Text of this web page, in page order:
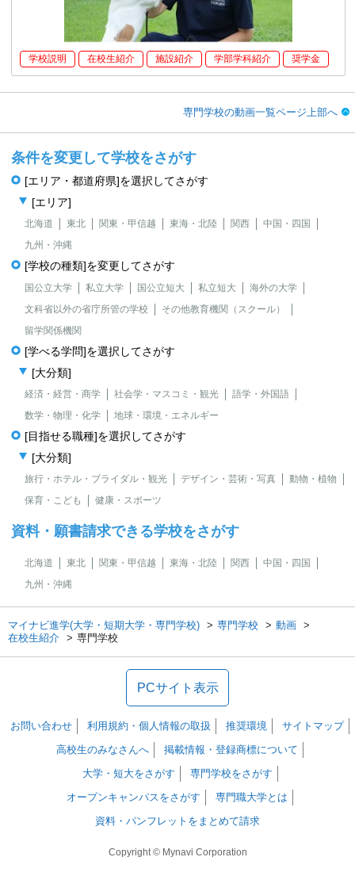
学校説明 在校生紹介 施設紹介 学部学科紹介 奨学金
専門学校の動画一覧ページ上部へ
条件を変更して学校をさがす
[エリア・都道府県]を選択してさがす
[エリア]
北海道 東北 関東・甲信越 東海・北陸 関西
中国・四国
九州・沖縄
[学校の種類]を変更してさがす
国公立大学 私立大学 国公立短大 私立短大
海外の大学
文科省以外の省庁所管の学校
その他教育機関（スクール）
留学関係機関
[学べる学問]を選択してさがす
[大分類]
経済・経営・商学 社会学・マスコミ・観光
語学・外国語
数学・物理・化学
地球・環境・エネルギー
[目指せる職種]を選択してさがす
[大分類]
旅行・ホテル・ブライダル・観光 デザイン・芸術・写真
動物・植物
保育・こども
健康・スポーツ
資料・願書請求できる学校をさがす
北海道 東北 関東・甲信越 東海・北陸 関西
中国・四国
九州・沖縄
マイナビ進学(大学・短期大学・専門学校) 専門学校
動画
在校生紹介
専門学校
PCサイト表示
お問い合わせ 利用規約・個人情報の取扱 推奨環境
サイトマップ
高校生のみなさんへ
掲載情報・登録商標について
大学・短大をさがす
専門学校をさがす
オープンキャンパスをさがす
専門職大学とは
資料・パンフレットをまとめて請求
Copyright © Mynavi Corporation